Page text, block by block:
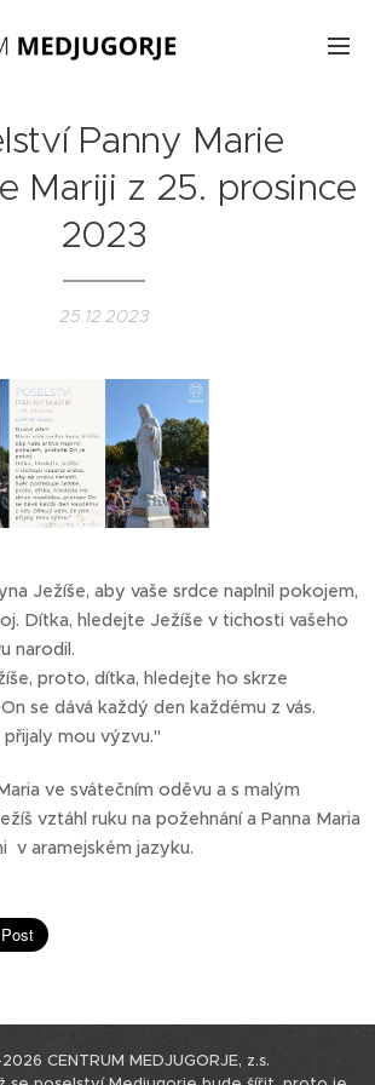
Panny Marie
Mariji z 25. prosince
2023
25.12.2023
Ježíše, aby vaše srdce naplnil pokojem,
Dítka, hledejte Ježíše v tichosti vašeho
narodil.
proto, dítka, hledejte ho skrze
se dává každý den každému z vás.
mou výzvu."
ve svátečním oděvu a s malým
vztáhl ruku na požehnání a Panna Maria
v aramejském jazyku.
CENTRUM MEDJUGORJE, z.s.